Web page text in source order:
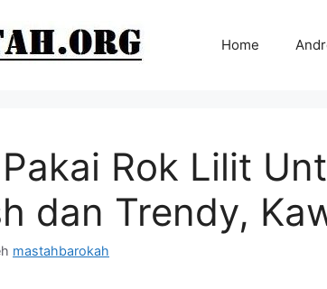
Home
Rok Lilit
dan Trendy,
mastahbarokah